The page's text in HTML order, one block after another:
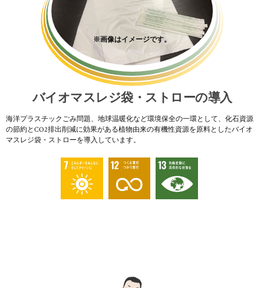
バイオマスレジ袋・ストローの導入
海洋プラスチックごみ問題、地球温暖化など環境保全の一環として、化石資源
の節約とCO2排出削減に効果がある植物由来の有機性資源を原料としたバイオ
マスレジ袋・ストローを導入しています。
※画像はイメージです。